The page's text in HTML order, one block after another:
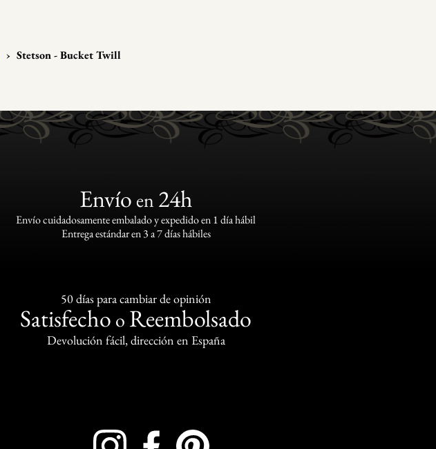
› Stetson - Bucket Twill
Envíoen 24h
Envío cuidadosamente embalado y expedido en 1 día hábil
Entrega estándar en 3 a 7 días hábiles
50 días para cambiar de opinión
Satisfecho o Reembolsado
Devolución fácil, dirección en España
InstagramFacebook